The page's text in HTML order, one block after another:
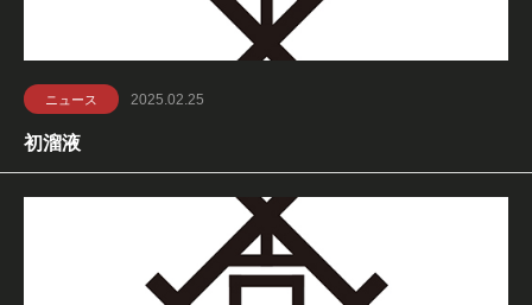
ニュース 2025.02.25
初溜液